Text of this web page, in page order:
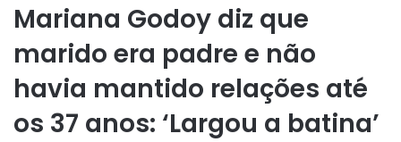
Mariana Godoy diz que
marido era padre e não
havia mantido relações até
os 37 anos: ‘Largou a batina’